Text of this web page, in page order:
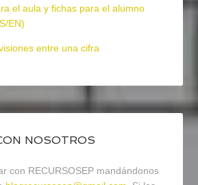
el aula y fichas para el alumno
EN)
entre una cifra
NOSOTROS
con RECURSOSEP mandándonos